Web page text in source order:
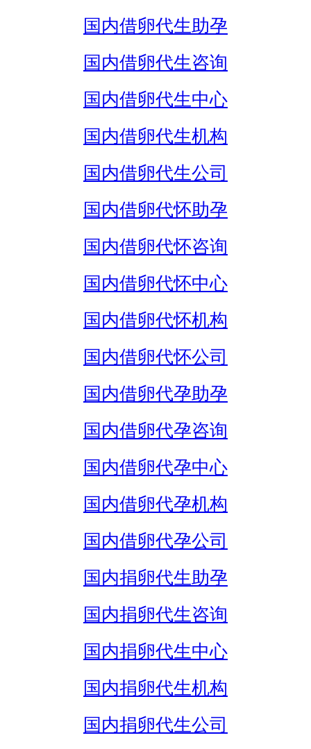
国内借卵代生助孕
国内借卵代生咨询
国内借卵代生中心
国内借卵代生机构
国内借卵代生公司
国内借卵代怀助孕
国内借卵代怀咨询
国内借卵代怀中心
国内借卵代怀机构
国内借卵代怀公司
国内借卵代孕助孕
国内借卵代孕咨询
国内借卵代孕中心
国内借卵代孕机构
国内借卵代孕公司
国内捐卵代生助孕
国内捐卵代生咨询
国内捐卵代生中心
国内捐卵代生机构
国内捐卵代生公司